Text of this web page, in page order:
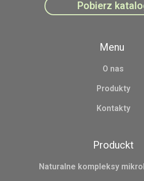
Pobierz
Menu
O nas
Produkty
Kontakty
Produckt
Naturalne kompleksy